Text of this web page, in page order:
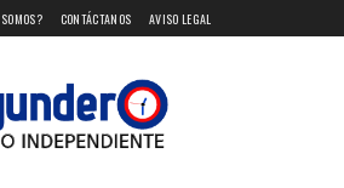
CONTÁCTANOS AVISO LEGAL